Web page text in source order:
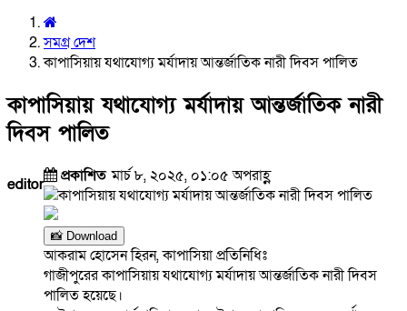
সমগ্র দেশ
কাপাসিয়ায় যথাযোগ্য মর্যাদায় আন্তর্জাতিক নারী দিবস পালিত
কাপাসিয়ায় যথাযোগ্য মর্যাদায় আন্তর্জাতিক নারী
দিবস পালিত
editor প্রকাশিতমার্চ ৮, ২০২৫, ০১:০৫ অপরাহ্ণ
📸 Download
আকরাম হোসেন হিরন, কাপাসিয়া প্রতিনিধিঃ
গাজীপুরের কাপাসিয়ায় যথাযোগ্য মর্যাদায় আন্তর্জাতিক নারী দিবস
পালিত হয়েছে।